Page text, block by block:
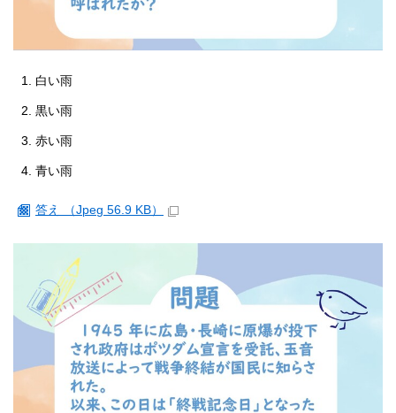
白い雨
黒い雨
赤い雨
青い雨
答え （Jpeg 56.9 KB）